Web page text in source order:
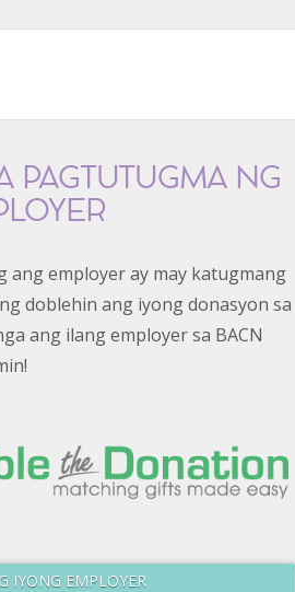
PAGTUTUGMA NG
ang employer ay may katugmang
doblehin ang iyong donasyon sa
ang ilang employer sa BACN
IYONG EMPLOYER